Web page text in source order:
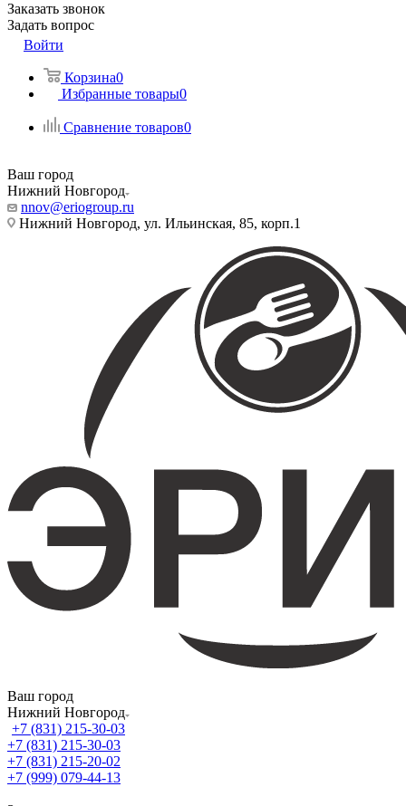
Заказать звонок
Задать вопрос
Войти
Корзина0
Избранные товары0
Сравнение товаров0
Ваш город
Нижний Новгород
nnov@eriogroup.ru
Нижний Новгород, ул. Ильинская, 85, корп.1
Ваш город
Нижний Новгород
+7 (831) 215-30-03
+7 (831) 215-30-03
+7 (831) 215-20-02
+7 (999) 079-44-13